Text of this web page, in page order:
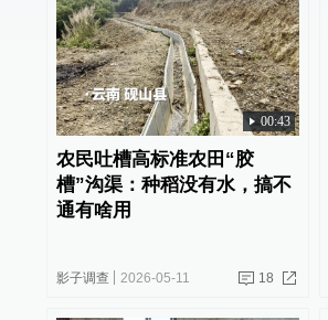
00:43
农民吐槽高标准农田“胶
槽”沟渠：种稻没有水，搞不
通有啥用
影子调查 2026-05-11 18